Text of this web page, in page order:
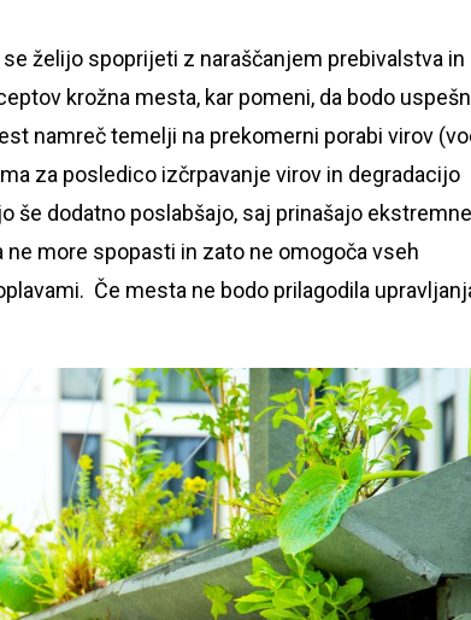
želijo spoprijeti z naraščanjem prebivalstva in
krožna mesta, kar pomeni, da bodo
namreč temelji na prekomerni porabi virov
za posledico izčrpavanje virov in degradacijo
še dodatno poslabšajo, saj prinašajo ekstremne
more spopasti in zato ne omogoča vseh
Če mesta ne bodo prilagodila